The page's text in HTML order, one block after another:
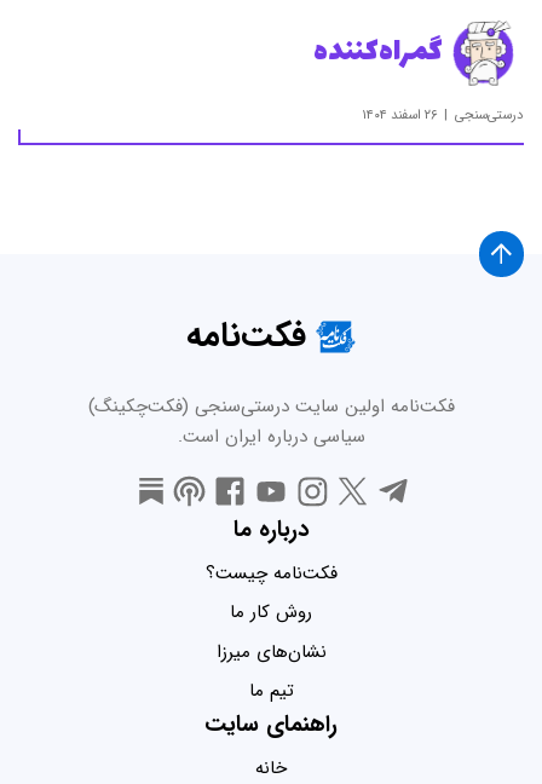
گمراه‌کننده
درستی‌سنجی ۲۶ اسفند ۱۴۰۴
فکت‌نامه
فکت‌نامه اولین سایت درستی‌سنجی (فکت‌چکینگ)
سیاسی درباره ایران است.
درباره ما
فکت‌نامه چیست؟
روش کار ما
نشان‌های میرزا
تیم ما
راهنمای سایت
خانه